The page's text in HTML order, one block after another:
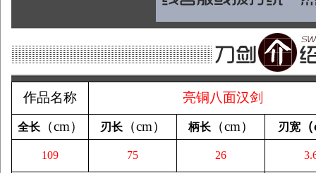
作品名称 亮铜八面汉剑
全长（cm） 刃长（cm） 柄长（cm） 刃宽 （
109 75 26